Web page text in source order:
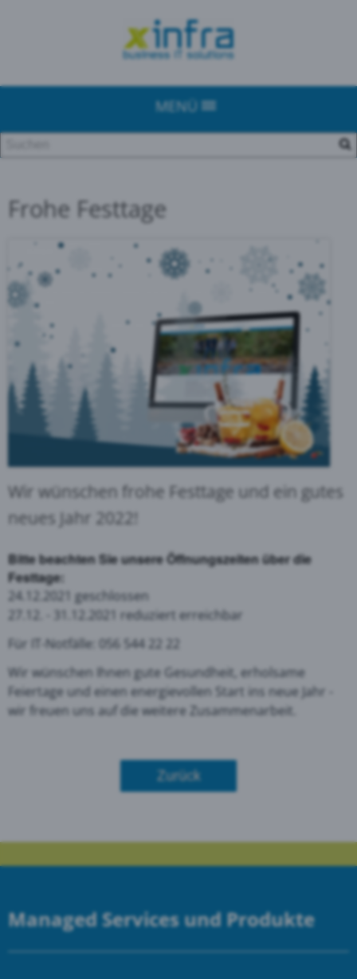
MENÜ
Frohe Festtage
Wir wünschen frohe Festtage und ein gutes
neues Jahr 2022!
Bitte beachten Sie unsere Öffnungszeiten über die
Festtage:
24.12.2021 geschlossen
27.12. - 31.12.2021 reduziert erreichbar
Für IT-Notfälle: 056 544 22 22
Wir wünschen Ihnen gute Gesundheit, erholsame
Feiertage und einen energievollen Start ins neue Jahr -
wir freuen uns auf die weitere Zusammenarbeit.
Zurück
Managed Services und Produkte